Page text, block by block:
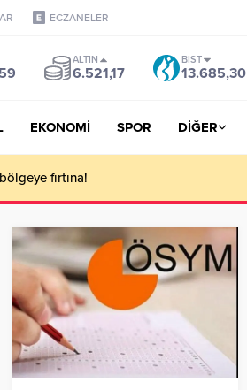
ECZANELER
ALTIN
6.521,17
BIST
13.685,30
EKONOMİ SPOR DİĞER
fırtına!